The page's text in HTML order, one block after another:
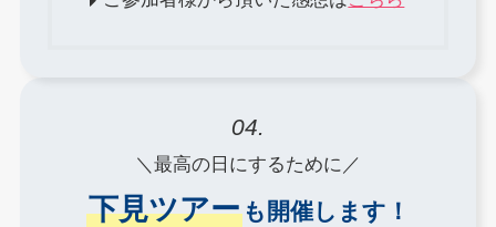
04.
＼最高の日にするために／
下見ツアーも開催します！